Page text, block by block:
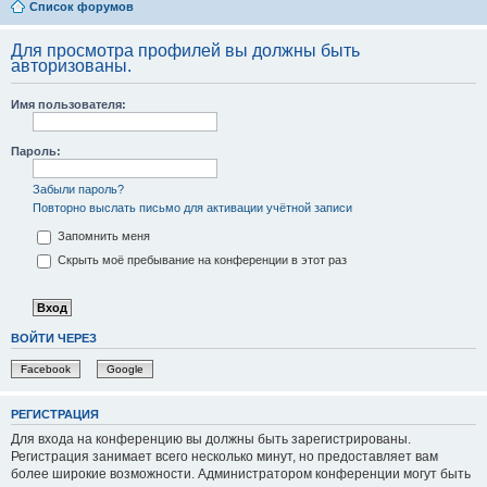
Список форумов
Для просмотра профилей вы должны быть
авторизованы.
Имя пользователя:
Пароль:
Забыли пароль?
Повторно выслать письмо для активации учётной записи
Запомнить меня
Скрыть моё пребывание на конференции в этот раз
ВОЙТИ ЧЕРЕЗ
Facebook Google
РЕГИСТРАЦИЯ
Для входа на конференцию вы должны быть зарегистрированы.
Регистрация занимает всего несколько минут, но предоставляет вам
более широкие возможности. Администратором конференции могут быть